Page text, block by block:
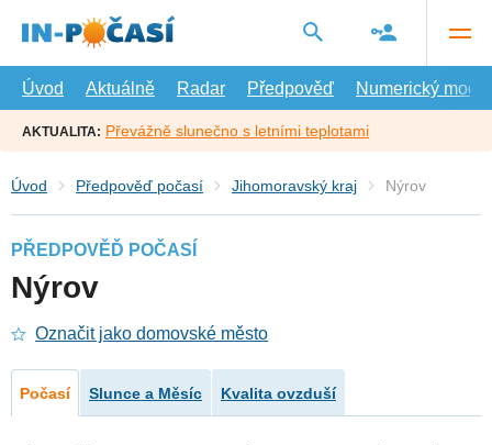
hlavní
Úvod
Aktuálně Radar Předpověď Numerický model
AKTUALITA: Převážně slunečno s letními teplotami
Úvod Předpověď počasí Jihomoravský kraj Nýrov
PŘEDPOVĚĎ POČASÍ
Nýrov
Označit jako domovské město
Počasí Slunce a Měsíc Kvalita ovzduší